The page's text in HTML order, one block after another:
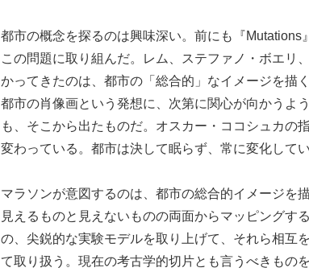
都市の概念を探るのは興味深い。前にも『Mutations
この問題に取り組んだ。レム、ステファノ・ボエリ
かってきたのは、都市の「総合的」なイメージを描
都市の肖像画という発想に、次第に関心が向かうよ
も、そこから出たものだ。オスカー・ココシュカの
変わっている。都市は決して眠らず、常に変化してい
マラソンが意図するのは、都市の総合的イメージを
見えるものと見えないものの両面からマッピングす
の、尖鋭的な実験モデルを取り上げて、それら相互
て取り扱う。現在の考古学的切片とも言うべきもの